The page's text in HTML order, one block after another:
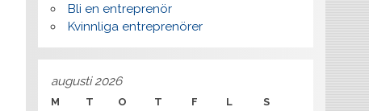
Bli en entreprenör
Kvinnliga entreprenörer
augusti 2026
M T O T F L S